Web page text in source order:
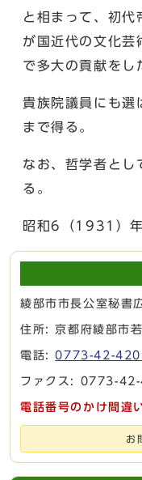
と相まって、初代
が国近代の文化芸
で多大の貢献をし
貴族院議員にも選
まで得る。
なお、哲学者とし
る。
昭和6（1931）年
綾部市市長公室秘書
住所: 京都府綾部市
電話:0773-42-
ファクス: 0773-
電話番号のかけ間違
お